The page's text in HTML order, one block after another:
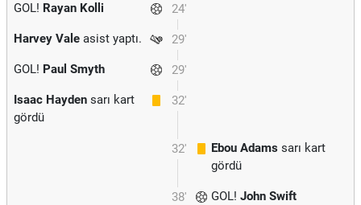
24'
GOL! Rayan Kolli
29'
Harvey Vale asist yaptı.
29'
GOL! Paul Smyth
32'
Isaac Hayden sarı kart
gördü
32' Ebou Adams sarı kart
gördü
38' GOL! John Swift